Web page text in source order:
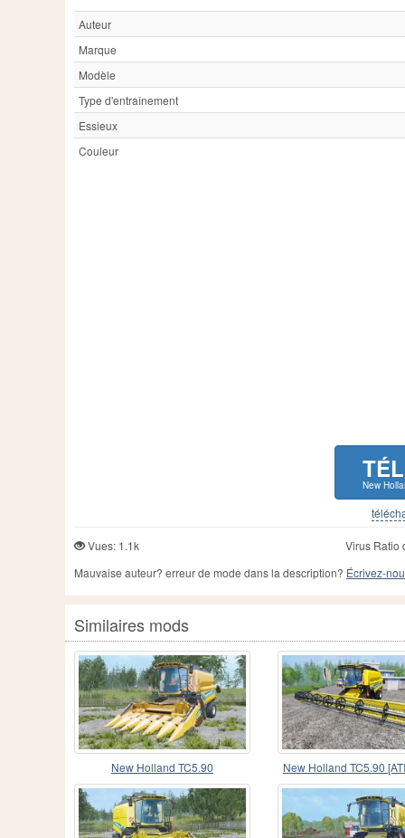
Auteur
Marque
Modèle
Type d'entraînement
Essieux
Couleur
New
Vues: 1.1k Virus Ratio
Mauvaise auteur? erreur de mode dans la description? Écrivez-
Similaires mods
New Holland TC5.90 New Holland TC5.90